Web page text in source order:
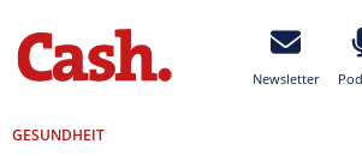
Newsletter
GESUNDHEIT